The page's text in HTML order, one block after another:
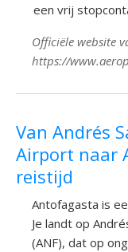
een vrij
Officiële website
https://
Van Andrés
Airport naar
reistijd
Antofagasta is
Je landt op
(ANF), dat op